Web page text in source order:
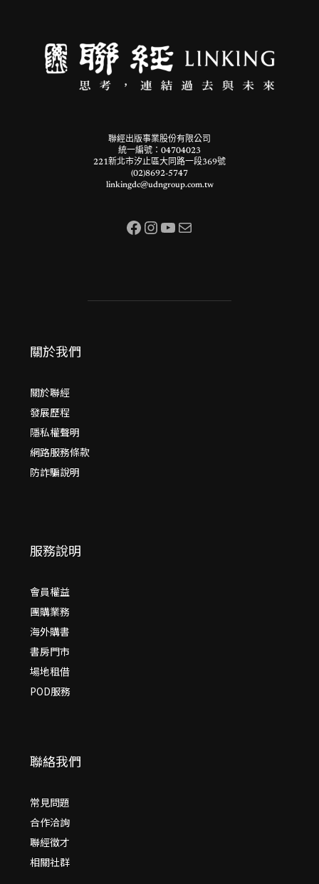
聯經出版事業股份有限公司
統一編號：04704023
221新北市汐止區大同路一段369號
(02)8692-5747
linkingdc@udngroup.com.tw
Facebook InstagramYouTube 電子郵件
關於我們
關於聯經
發展歷程
隱私權聲明
網路服務條款
防詐騙說明
服務說明
會員權益
團購業務
海外購書
書房門市
場地租借
POD服務
聯絡我們
常見問題
合作洽詢
聯經徵才
相關社群